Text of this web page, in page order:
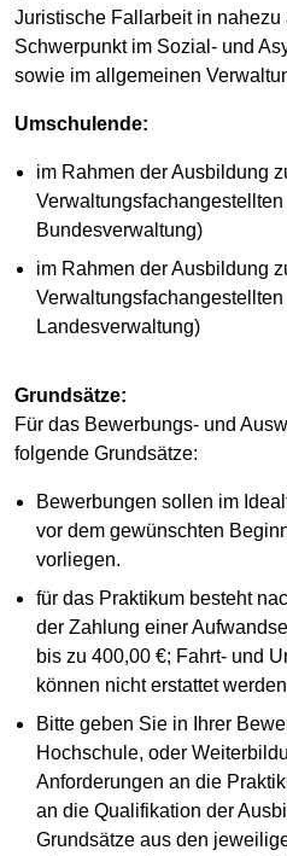
Juristische Fallarbeit in
Schwerpunkt im Sozial- und
sowie im allgemeinen
Umschulende:
im Rahmen der Ausbildung
Bundesverwaltung)
im Rahmen der Ausbildung
Landesverwaltung)
Grundsätze:
Für das Bewerbungs- und
folgende Grundsätze:
Bewerbungen sollen im
vor dem gewünschten
vorliegen.
für das Praktikum besteht
der Zahlung einer
bis zu 400,00 €; Fahrt- und
können nicht erstattet
Bitte geben Sie in Ihrer
Hochschule, oder
Anforderungen an die
an die Qualifikation der
Grundsätze aus den